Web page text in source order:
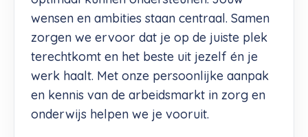
wensen en ambities staan centraal. Samen
zorgen we ervoor dat je op de juiste plek
terechtkomt en het beste uit jezelf én je
werk haalt. Met onze persoonlijke aanpak
en kennis van de arbeidsmarkt in zorg en
onderwijs helpen we je vooruit.